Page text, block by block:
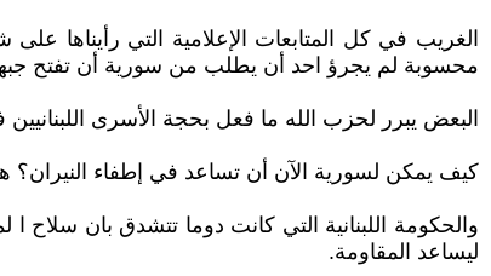
الغريب في كل المتابعات الإعلامية التي رأيناها
محسوبة لم يجرؤ احد أن يطلب من سورية أن تفتح
البعض يبرر لحزب الله ما فعل بحجة الأسرى
كيف يمكن لسورية الآن أن تساعد في إطفاء
والحكومة اللبنانية التي كانت دوما تتشدق بان
ليساعد المقاومة.